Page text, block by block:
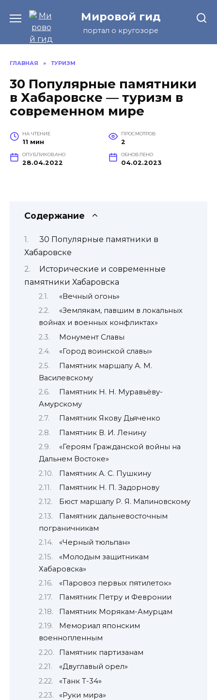
содержанию
Мировой гид
портал о кругозоре
ГЛАВНАЯ » ТУРИЗМ
30 Популярные памятники
в Хабаровске — туризм в
современном мире
НА ЧТЕНИЕ
11 мин
ПРОСМОТРОВ
2
ОПУБЛИКОВАНО
28.04.2022
ОБНОВЛЕНО
04.02.2023
Содержание
30 Популярные памятники в
Хабаровске
Исторические и современные
памятники Хабаровска
«Вечный огонь»
«Землякам, павшим в локальных
войнах и военных конфликтах»
Монумент Славы
«Город воинской славы»
Памятник маршалу А. М.
Василевскому
Памятник Н. Н. Муравьёву-
Амурскому
Памятник Якову Дьяченко
Памятник В. И. Ленину
«Героям Гражданской войны на
Дальнем Востоке»
Памятник А. С. Пушкину
Памятник Н. П. Задорнову
Бюст маршалу Р. Я. Малиновскому
Памятник дальневосточным
пограничникам
«Черный тюльпан»
«Молодым защитникам
Хабаровска»
«Паровоз первых пятилеток»
Памятник Петру и Февронии
Памятник Морякам-Амурцам
Мемориал японским
военнопленным
Памятник партизанам
«Двуглавый орел»
«Танк Т-34»
«Руки мира»